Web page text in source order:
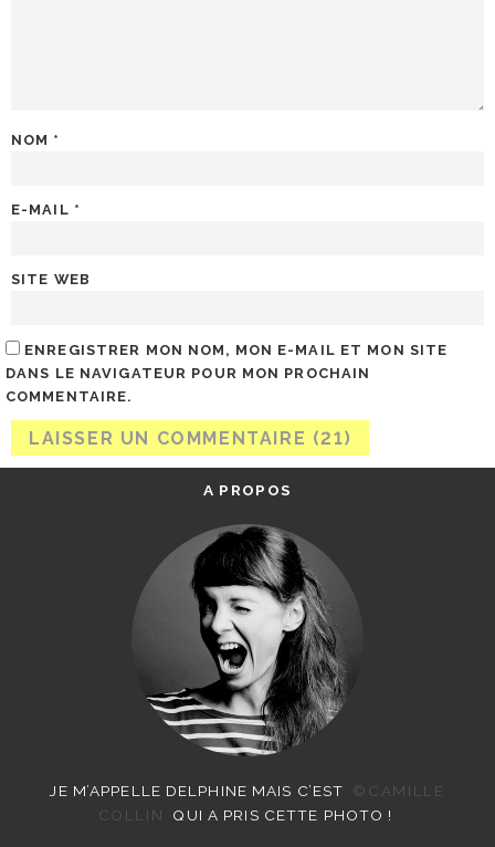
NOM *
E-MAIL *
SITE WEB
ENREGISTRER MON NOM, MON E-MAIL ET MON SITE
DANS LE NAVIGATEUR POUR MON PROCHAIN
COMMENTAIRE.
A PROPOS
JE M’APPELLE DELPHINE MAIS C’EST
©CAMILLE
COLLIN
QUI A PRIS CETTE PHOTO !